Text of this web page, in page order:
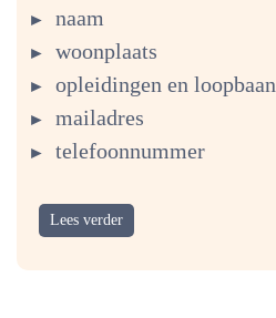
naam
woonplaats
opleidingen en loopbaan
mailadres
telefoonnummer
Lees verder